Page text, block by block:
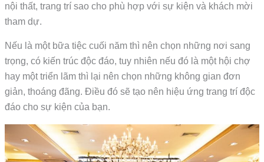
nội thất, trang trí sao cho phù hợp với sự kiện và khách mời
tham dự.
Nếu là một bữa tiệc cuối năm thì nên chọn những nơi sang
trọng, có kiến trúc độc đáo, tuy nhiên nếu đó là một hội chợ
hay một triển lãm thì lại nên chọn những không gian đơn
giản, thoáng đãng. Điều đó sẽ tạo nên hiệu ứng trang trí độc
đáo cho sự kiện của bạn.